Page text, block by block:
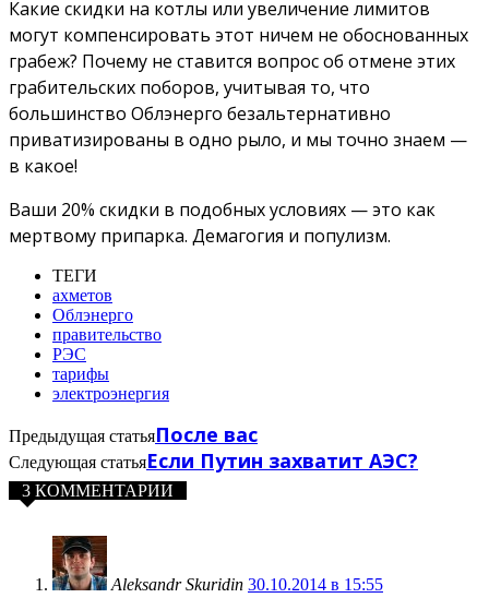
Какие скидки на котлы или увеличение лимитов
могут компенсировать этот ничем не обоснованных
грабеж? Почему не ставится вопрос об отмене этих
грабительских поборов, учитывая то, что
большинство Облэнерго безальтернативно
приватизированы в одно рыло, и мы точно знаем —
в какое!
Ваши 20% скидки в подобных условиях — это как
мертвому припарка. Демагогия и популизм.
ТЕГИ
ахметов
Облэнерго
правительство
РЭС
тарифы
электроэнергия
Предыдущая статьяПосле вас
Следующая статьяЕсли Путин захватит АЭС?
3 КОММЕНТАРИИ
Aleksandr Skuridin 30.10.2014 в 15:55